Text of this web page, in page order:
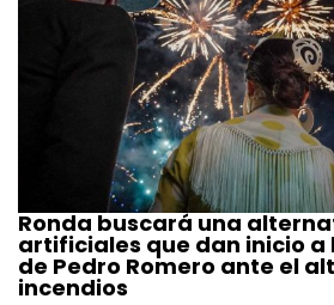
Ronda buscará una
artificiales que dan inicio a
de Pedro Romero ante el
incendios